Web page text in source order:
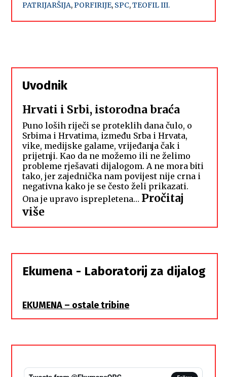
PATRIJARŠIJA,PORFIRIJE, SPC,TEOFIL III.
Uvodnik
Hrvati i Srbi, istorodna braća
Puno loših riječi se proteklih dana čulo, o
Srbima i Hrvatima, između Srba i Hrvata,
vike, medijske galame, vrijeđanja čak i
prijetnji. Kao da ne možemo ili ne želimo
probleme rješavati dijalogom. A ne mora biti
tako, jer zajednička nam povijest nije crna i
negativna kako je se često želi prikazati.
Ona je upravo isprepletena… Pročitaj
više:
Hrvati
Srbi,
istorodna
braća
Ekumena - Laboratorij za dijalog
EKUMENA – ostale tribine